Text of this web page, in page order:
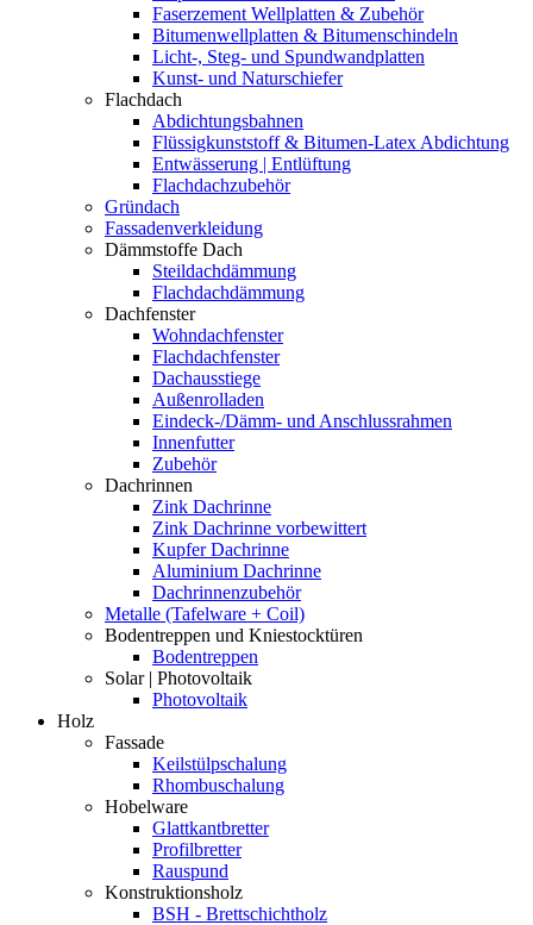
Faserzement Wellplatten & Zubehör
Bitumenwellplatten & Bitumenschindeln
Licht-, Steg- und Spundwandplatten
Kunst- und Naturschiefer
Flachdach
Abdichtungsbahnen
Flüssigkunststoff & Bitumen-Latex Abdichtung
Entwässerung | Entlüftung
Flachdachzubehör
Gründach
Fassadenverkleidung
Dämmstoffe Dach
Steildachdämmung
Flachdachdämmung
Dachfenster
Wohndachfenster
Flachdachfenster
Dachausstiege
Außenrolladen
Eindeck-/Dämm- und Anschlussrahmen
Innenfutter
Zubehör
Dachrinnen
Zink Dachrinne
Zink Dachrinne vorbewittert
Kupfer Dachrinne
Aluminium Dachrinne
Dachrinnenzubehör
Metalle (Tafelware + Coil)
Bodentreppen und Kniestocktüren
Bodentreppen
Solar | Photovoltaik
Photovoltaik
Holz
Fassade
Keilstülpschalung
Rhombuschalung
Hobelware
Glattkantbretter
Profilbretter
Rauspund
Konstruktionsholz
BSH - Brettschichtholz